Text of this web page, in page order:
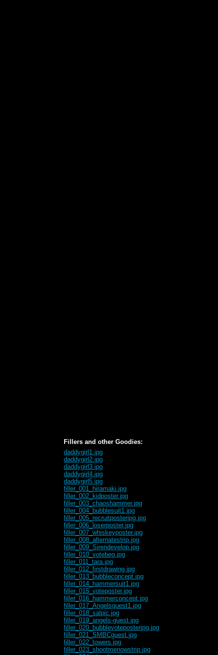
Fillers and other Goodies:
daddygirl1.jpg
daddygirl2.jpg
daddygirl3.jpg
daddygirl4.jpg
daddygirl5.jpg
filler_001_hiramaki.jpg
filler_002_kidposter.jpg
filler_003_chaoshammer.jpg
filler_004_bubblesuit1.jpg
filler_005_recruitposterjpg.jpg
filler_006_loserposter.jpg
filler_007_whiskeyposter.jpg
filler_008_alternatestrip.jpg
filler_009_Sirendevelop.jpg
filler_010_votebeg.jpg
filler_011_tara.jpg
filler_012_firstdrawing.jpg
filler_013_bubbleconcept.jpg
filler_014_hammersuit1.jpg
filler_015_voteposter.jpg
filler_016_hammerconcept.jpg
filler_017_Angelsguest1.jpg
filler_018_salpic.jpg
filler_019_angels-guest.jpg
filler_020_bubblevoteposterjpg.jpg
filler_021_SMBCguest.jpg
filler_022_towers.jpg
filler_023_shootmenowstrip.jpg